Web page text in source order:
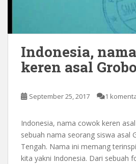
Indonesia,
keren asal
September 25, 2017 1
Indonesia, nama cowok keren
sebuah nama seorang siswa asal
Tengah. Nama ini memang
kita yakni Indonesia. Dari sebuah